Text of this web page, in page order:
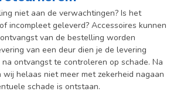
niet aan de verwachtingen? Is het
incompleet geleverd? Accessoires kunnen
van de bestelling worden
van een deur dien je de levering
ontvangst te controleren op schade. Na
wij helaas niet meer met zekerheid nagaan
schade is ontstaan.